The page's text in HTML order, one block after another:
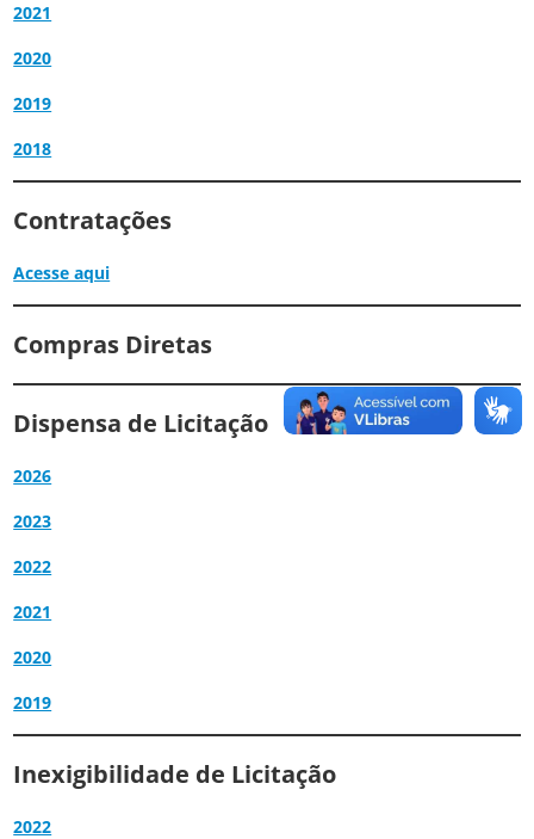
2021
2020
2019
2018
Contratações
Acesse aqui
Compras Diretas
Dispensa de Licitação
2026
2023
2022
2021
2020
2019
Inexigibilidade de Licitação
2022